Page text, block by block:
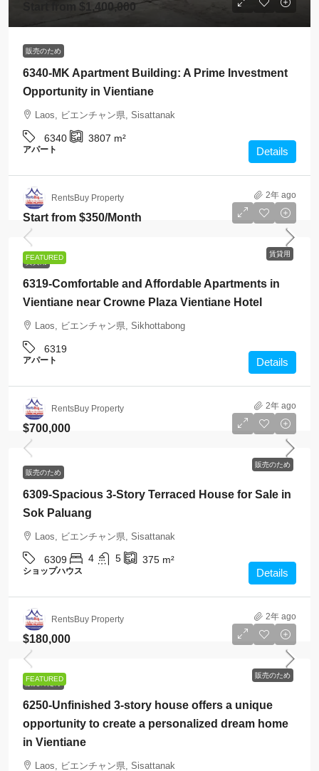
$1,400,000
販売のため
6340-MK Apartment Building: A Prime Investment
Opportunity in Vientiane
Laos, ビエンチャン県, Sisattanak
6340 3807 m²
アパート Details
RentsBuy Property 2年 ago
FEATURED 賃貸用
Start from $350/Month
賃貸用
6319-Comfortable and Affordable Apartments in
Vientiane near Crowne Plaza Vientiane Hotel
Laos, ビエンチャン県, Sikhottabong
6319
アパート Details
RentsBuy Property 2年 ago
販売のため
$700,000
販売のため
6309-Spacious 3-Story Terraced House for Sale in
Sok Paluang
Laos, ビエンチャン県, Sisattanak
6309 4 5 375 m²
ショップハウス Details
RentsBuy Property 2年 ago
FEATURED 販売のため
$180,000
販売のため
6250-Unfinished 3-story house offers a unique
opportunity to create a personalized dream home
in Vientiane
Laos, ビエンチャン県, Sisattanak